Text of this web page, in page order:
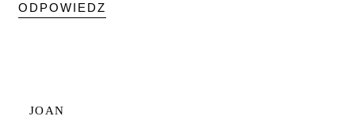
ODPOWIEDZ
JOAN